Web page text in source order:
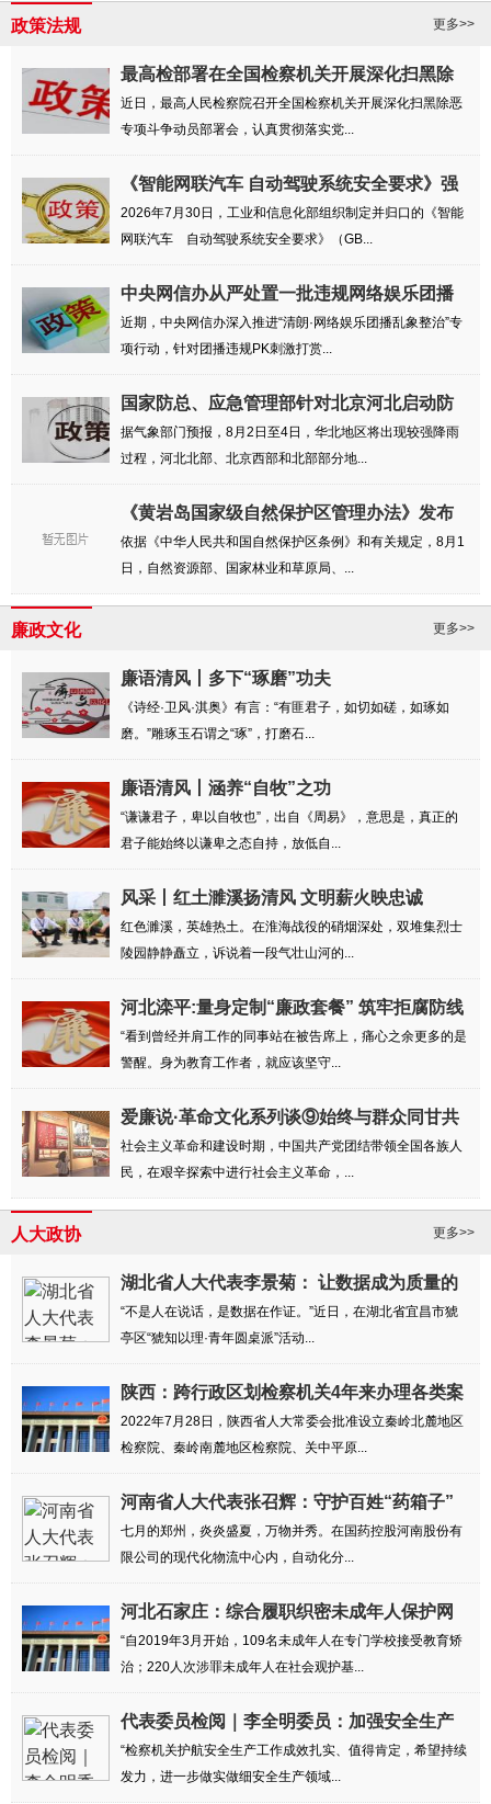
政策法规 更多>>
最高检部署在全国检察机关开展深化扫黑除
恶专...
近日，最高人民检察院召开全国检察机关开展深化扫黑除恶
专项斗争动员部署会，认真贯彻落实党...
《智能网联汽车 自动驾驶系统安全要求》强
制...
2026年7月30日，工业和信息化部组织制定并归口的《智能
网联汽车 自动驾驶系统安全要求》（GB...
中央网信办从严处置一批违规网络娱乐团播
账号
近期，中央网信办深入推进“清朗·网络娱乐团播乱象整治”专
项行动，针对团播违规PK刺激打赏...
国家防总、应急管理部针对北京河北启动防
汛四...
据气象部门预报，8月2日至4日，华北地区将出现较强降雨
过程，河北北部、北京西部和北部部分地...
《黄岩岛国家级自然保护区管理办法》发布
依据《中华人民共和国自然保护区条例》和有关规定，8月1
日，自然资源部、国家林业和草原局、...
廉政文化 更多>>
廉语清风丨多下“琢磨”功夫
《诗经·卫风·淇奥》有言：“有匪君子，如切如磋，如琢如
磨。”雕琢玉石谓之“琢”，打磨石...
廉语清风丨涵养“自牧”之功
“谦谦君子，卑以自牧也”，出自《周易》，意思是，真正的
君子能始终以谦卑之态自持，放低自...
风采丨红土濉溪扬清风 文明薪火映忠诚
红色濉溪，英雄热土。在淮海战役的硝烟深处，双堆集烈士
陵园静静矗立，诉说着一段气壮山河的...
河北滦平:量身定制“廉政套餐” 筑牢拒腐防线
“看到曾经并肩工作的同事站在被告席上，痛心之余更多的是
警醒。身为教育工作者，就应该坚守...
爱廉说·革命文化系列谈⑨始终与群众同甘共
苦
社会主义革命和建设时期，中国共产党团结带领全国各族人
民，在艰辛探索中进行社会主义革命，...
人大政协 更多>>
湖北省人大代表李景菊： 让数据成为质量的
铁证
“不是人在说话，是数据在作证。”近日，在湖北省宜昌市猇
亭区“猇知以理·青年圆桌派”活动...
陕西：跨行政区划检察机关4年来办理各类案
件2....
2022年7月28日，陕西省人大常委会批准设立秦岭北麓地区
检察院、秦岭南麓地区检察院、关中平原...
河南省人大代表张召辉：守护百姓“药箱子”
七月的郑州，炎炎盛夏，万物并秀。在国药控股河南股份有
限公司的现代化物流中心内，自动化分...
河北石家庄：综合履职织密未成年人保护网
“自2019年3月开始，109名未成年人在专门学校接受教育矫
治；220人次涉罪未成年人在社会观护基...
代表委员检阅｜李全明委员：加强安全生产
领域...
“检察机关护航安全生产工作成效扎实、值得肯定，希望持续
发力，进一步做实做细安全生产领域...